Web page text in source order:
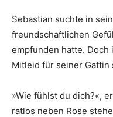
Sebastian suchte in
freundschaftlichen
empfunden hatte.
Mitleid für seiner Gattin
»Wie fühlst du dich?«,
ratlos neben Rose